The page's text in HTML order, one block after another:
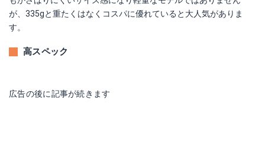
が、335gと重たくはなくコスパに優れていると大人気がありま
す。
高スペック
広告の後に記事が続きます